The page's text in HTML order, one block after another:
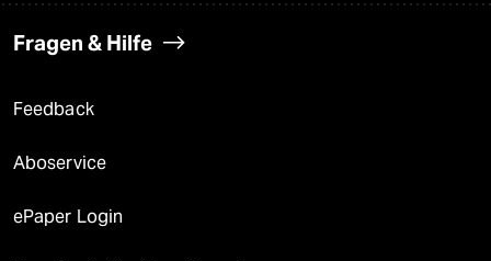
Fragen & Hilfe
Feedback
Aboservice
ePaper Login